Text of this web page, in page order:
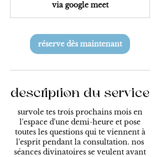
i
via google meet
réserve dès maintenant
description du service
survole tes trois prochains mois en
l'espace d'une demi-heure et pose
toutes les questions qui te viennent à
l'esprit pendant la consultation. nos
séances divinatoires se veulent avant